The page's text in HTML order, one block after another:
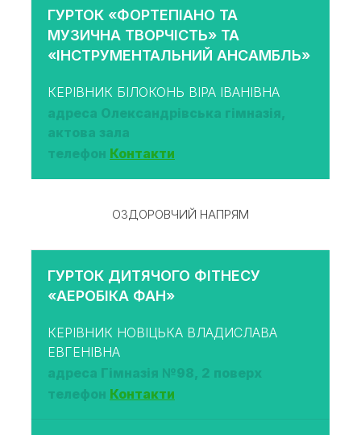
ГУРТОК «ФОРТЕПІАНО ТА
МУЗИЧНА ТВОРЧІСТЬ» ТА
«ІНСТРУМЕНТАЛЬНИЙ АНСАМБЛЬ»
КЕРІВНИК БІЛОКОНЬ ВІРА ІВАНІВНА
адреса Олександрівська гімназія,
актова зала
телефон Контакти
ОЗДОРОВЧИЙ НАПРЯМ
ГУРТОК ДИТЯЧОГО ФІТНЕСУ
«АЕРОБІКА ФАН»
КЕРІВНИК НОВІЦЬКА ВЛАДИСЛАВА
ЕВГЕНІВНА
адреса Гімназія №98, 2 поверх
телефон Контакти